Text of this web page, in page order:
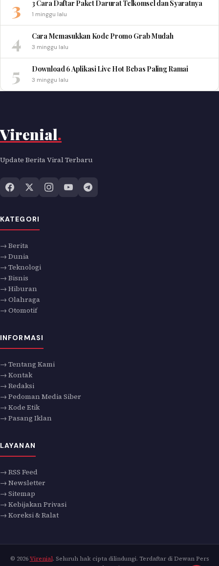
3 3 Cara Daftar Paket Darurat Telkomsel dan Syaratnya
1 minggu lalu
4 Cara Memasukkan Kode Promo Grab Mudah
3 minggu lalu
5 Download 6 Aplikasi Live Hot Bebas Paling Ramai
3 minggu lalu
Virenial.
Update Berita Viral Terbaru
KATEGORI
→ Berita
→ Dunia
→ Teknologi
→ Bisnis
→ Hiburan
→ Olahraga
→ Otomotif
INFORMASI
→ Tentang Kami
→ Kontak
→ Redaksi
→ Pedoman Media Siber
→ Kode Etik
→ Pasang Iklan
LAYANAN
→ RSS Feed
→ Newsletter
→ Sitemap
→ Kebijakan Privasi
→ Koreksi & Ralat
© 2026Virenial. Seluruh hak cipta dilindungi. Terdaftar di Dewan Pers